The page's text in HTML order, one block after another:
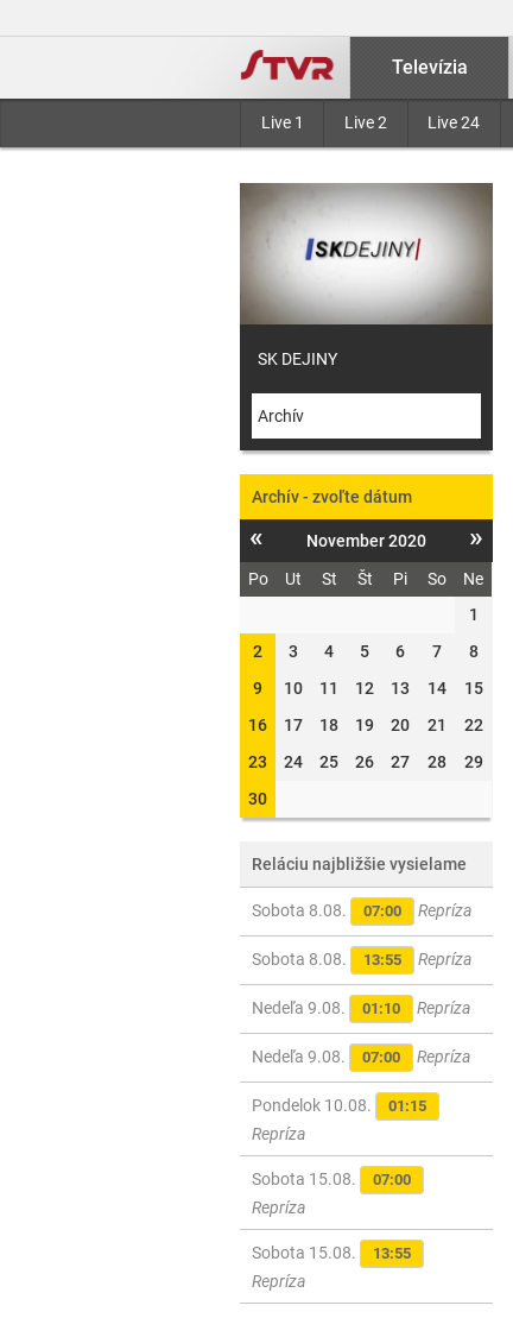
Televízia
Live 1 Live 2 Live 24
SK DEJINY
Archív
Archív - zvoľte dátum
« November 2020 »
Po Ut St Št Pi So
Ne
1
2
3 4 5 6 7
8
9
10 11 12 13 14
15
16
17 18 19 20 21
22
23
24 25 26 27 28
29
30
Reláciu najbližšie vysielame
Sobota 8.08. 07:00 Repríza
Sobota 8.08. 13:55 Repríza
Nedeľa 9.08. 01:10 Repríza
Nedeľa 9.08. 07:00 Repríza
Pondelok 10.08. 01:15
Repríza
Sobota 15.08. 07:00
Repríza
Sobota 15.08. 13:55
Repríza